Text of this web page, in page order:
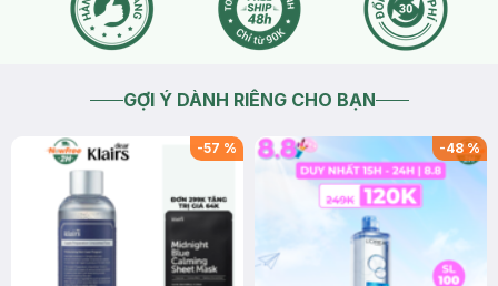
GỢI Ý DÀNH RIÊNG CHO BẠN
-57 % -48%